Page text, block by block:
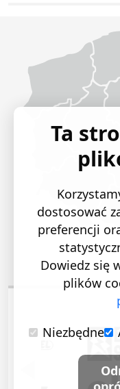
POPRZEDNI SLAJD
Ta
dostosować
preferencji
Dowiedz się
plików
Niezbędne